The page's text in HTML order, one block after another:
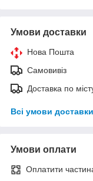
Умови доставки
Нова Пошта
Самовивіз
Доставка по
Всі умови доставки
Умови оплати
Оплатити